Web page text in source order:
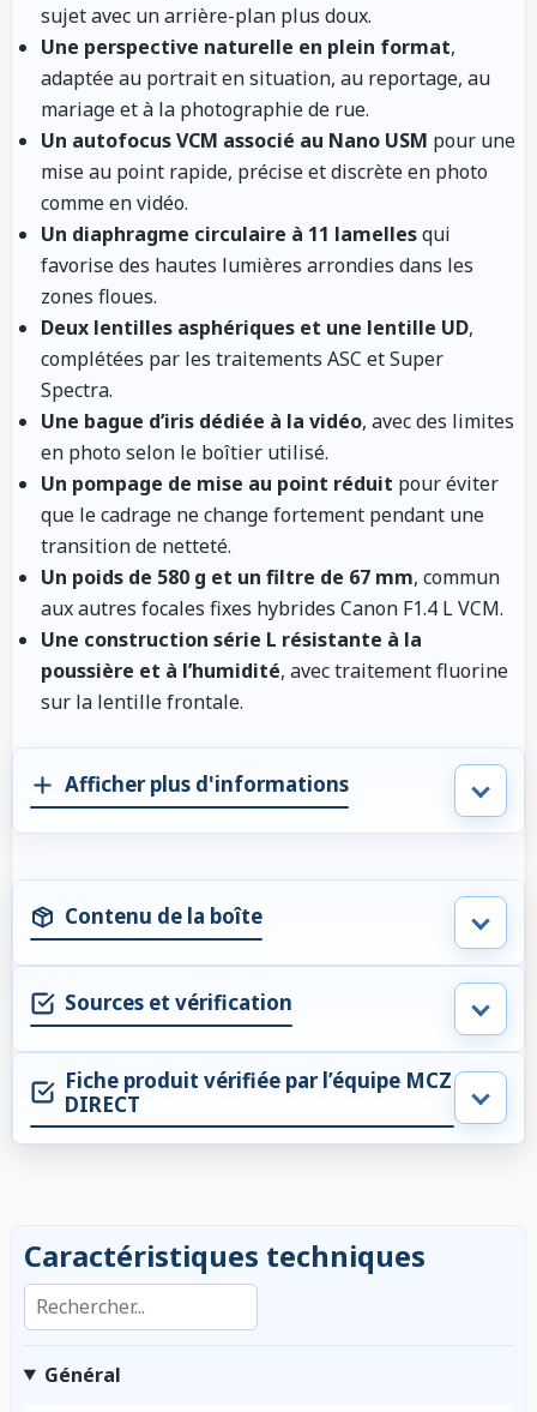
sujet avec un arrière-plan plus doux.
Une perspective naturelle en plein format,
adaptée au portrait en situation, au reportage, au
mariage et à la photographie de rue.
Un autofocus VCM associé au Nano USM pour une
mise au point rapide, précise et discrète en photo
comme en vidéo.
Un diaphragme circulaire à 11 lamellesqui
favorise des hautes lumières arrondies dans les
zones floues.
Deux lentilles asphériques et une lentille UD,
complétées par les traitements ASC et Super
Spectra.
Une bague d’iris dédiée à la vidéo, avec des limites
en photo selon le boîtier utilisé.
Un pompage de mise au point réduit pour éviter
que le cadrage ne change fortement pendant une
transition de netteté.
Un poids de 580 g et un filtre de 67 mm, commun
aux autres focales fixes hybrides Canon F1.4 L VCM.
Une construction série L résistante à la
poussière et à l’humidité, avec traitement fluorine
sur la lentille frontale.
Afficher plus d'informations
Contenu de la boîte
Sources et vérification
Fiche produit vérifiée par l’équipe MCZ
DIRECT
Caractéristiques techniques
Rechercher dans les caractéristiques
Général